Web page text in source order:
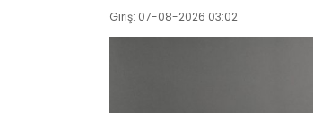
Giriş: 07-08-2026 03:02